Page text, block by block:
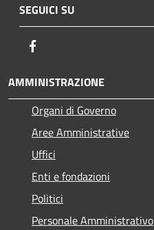
SEGUICI SU
AMMINISTRAZIONE
Organi di Governo
Aree Amministrative
Uffici
Enti e fondazioni
Politici
Personale Amministrativo